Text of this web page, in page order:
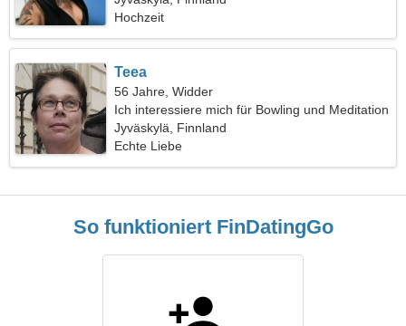
Hochzeit
Teea
56 Jahre, Widder
Ich interessiere mich für Bowling und Meditation
Jyväskylä, Finnland
Echte Liebe
So funktioniert FinDatingGo